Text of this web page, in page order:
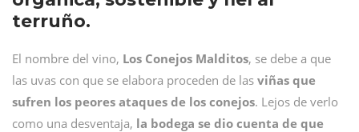
terruño.
El nombre del vino, Los Conejos Malditos, se debe a que
las uvas con que se elabora proceden de las viñas que
sufren los peores ataques de los conejos. Lejos de verlo
como una desventaja, la bodega se dio cuenta de que